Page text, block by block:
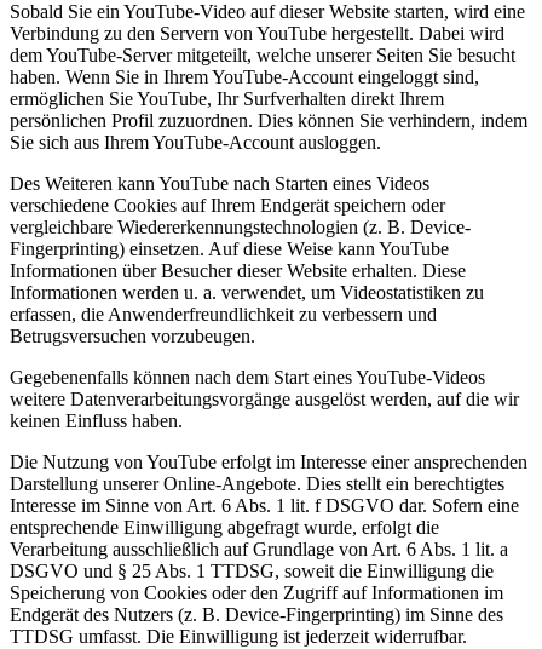
Sobald Sie ein YouTube-Video auf dieser Website starten, wird eine
Verbindung zu den Servern von YouTube hergestellt. Dabei wird
dem YouTube-Server mitgeteilt, welche unserer Seiten Sie besucht
haben. Wenn Sie in Ihrem YouTube-Account eingeloggt sind,
ermöglichen Sie YouTube, Ihr Surfverhalten direkt Ihrem
persönlichen Profil zuzuordnen. Dies können Sie verhindern, indem
Sie sich aus Ihrem YouTube-Account ausloggen.
Des Weiteren kann YouTube nach Starten eines Videos
verschiedene Cookies auf Ihrem Endgerät speichern oder
vergleichbare Wiedererkennungstechnologien (z. B. Device-
Fingerprinting) einsetzen. Auf diese Weise kann YouTube
Informationen über Besucher dieser Website erhalten. Diese
Informationen werden u. a. verwendet, um Videostatistiken zu
erfassen, die Anwenderfreundlichkeit zu verbessern und
Betrugsversuchen vorzubeugen.
Gegebenenfalls können nach dem Start eines YouTube-Videos
weitere Datenverarbeitungsvorgänge ausgelöst werden, auf die wir
keinen Einfluss haben.
Die Nutzung von YouTube erfolgt im Interesse einer ansprechenden
Darstellung unserer Online-Angebote. Dies stellt ein berechtigtes
Interesse im Sinne von Art. 6 Abs. 1 lit. f DSGVO dar. Sofern eine
entsprechende Einwilligung abgefragt wurde, erfolgt die
Verarbeitung ausschließlich auf Grundlage von Art. 6 Abs. 1 lit. a
DSGVO und § 25 Abs. 1 TTDSG, soweit die Einwilligung die
Speicherung von Cookies oder den Zugriff auf Informationen im
Endgerät des Nutzers (z. B. Device-Fingerprinting) im Sinne des
TTDSG umfasst. Die Einwilligung ist jederzeit widerrufbar.